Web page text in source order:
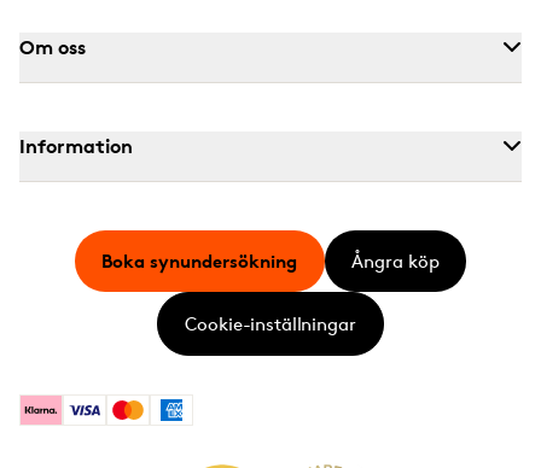
Om oss
Information
KlarnaVisa MastercardAmerican Express
Boka synundersökning Ångra köp
Cookie-inställningar